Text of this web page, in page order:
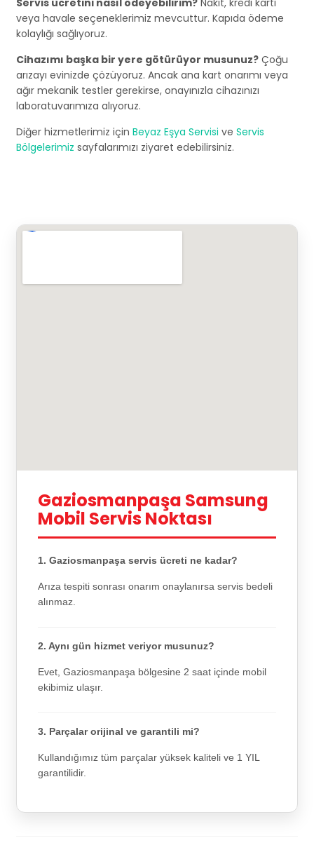
veya havale seçeneklerimiz mevcuttur. Kapıda ödeme
kolaylığı sağlıyoruz.
Cihazımı başka bir yere götürüyor musunuz? Çoğu
arızayı evinizde çözüyoruz. Ancak ana kart onarımı veya
ağır mekanik testler gerekirse, onayınızla cihazınızı
laboratuvarımıza alıyoruz.
Diğer hizmetlerimiz için Beyaz Eşya Servisi ve Servis
Bölgelerimiz sayfalarımızı ziyaret edebilirsiniz.
Gaziosmanpaşa Samsung
Mobil Servis Noktası
1. Gaziosmanpaşa servis ücreti ne kadar?
Arıza tespiti sonrası onarım onaylanırsa servis bedeli
alınmaz.
2. Aynı gün hizmet veriyor musunuz?
Evet, Gaziosmanpaşa bölgesine 2 saat içinde mobil
ekibimiz ulaşır.
3. Parçalar orijinal ve garantili mi?
Kullandığımız tüm parçalar yüksek kaliteli ve 1 YIL
garantilidir.